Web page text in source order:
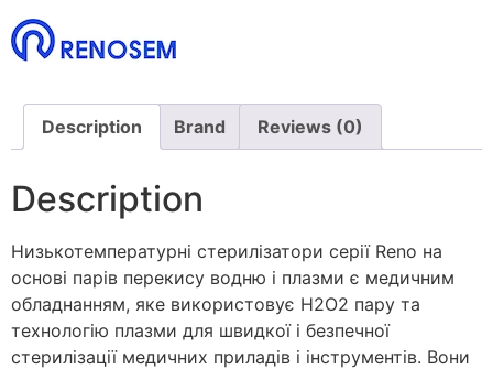
Description Brand Reviews (0)
Description
Низькотемпературні стерилізатори серії Reno на
основі парів перекису водню і плазми є медичним
обладнанням, яке використовує H2O2 пару та
технологію плазми для швидкої і безпечної
стерилізації медичних приладів і інструментів. Вони